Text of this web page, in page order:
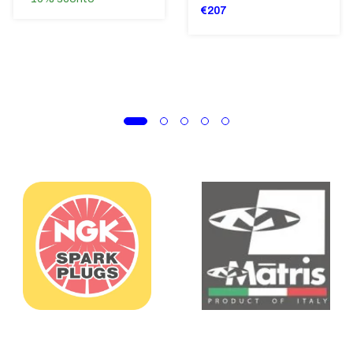
€207